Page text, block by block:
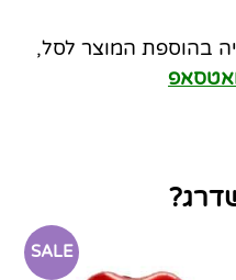
בהוספת המוצר לסל,
SALE